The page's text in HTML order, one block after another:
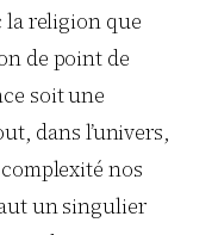
la religion que
de point de
soit une
dans l’univers,
nos
un singulier